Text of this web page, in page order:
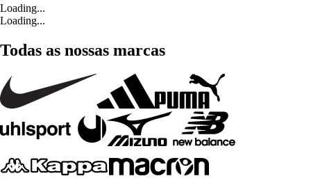
Loading...
Loading...
Todas as nossas marcas